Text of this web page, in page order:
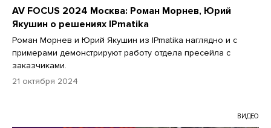
AV FOCUS 2024 Москва: Роман Морнев, Юрий
Якушин о решениях IPmatika
Роман Морнев и Юрий Якушин из IPmatika наглядно и с
примерами демонстрируют работу отдела пресейла с
заказчиками.
21 октября 2024
ВИДЕО